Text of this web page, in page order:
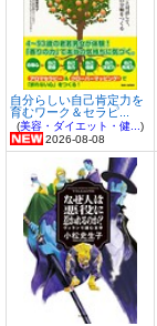
自分らしい自己肯定力を
育むワーク＆セラピ...
(美容・ダイエット・健...)
2026-08-08